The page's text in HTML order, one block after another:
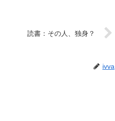
読書：その人、独身？
ivva